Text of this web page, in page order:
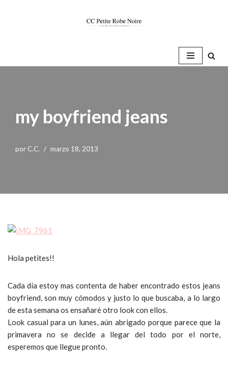
my boyfriend jeans
por C.C. marzo 18, 2013
Hola petites!!
Cada día estoy mas contenta de haber encontrado estos jeans
boyfriend, son muy cómodos y justo lo que buscaba, a lo largo
de esta semana os ensañaré otro look con ellos.
Look casual para un lunes, aún abrigado porque parece que la
primavera no se decide a llegar del todo por el norte,
esperemos que llegue pronto.